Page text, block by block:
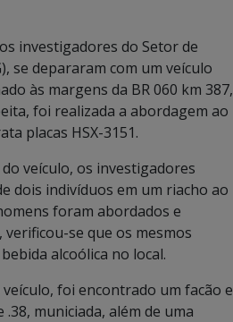
investigadores do Setor de
se depararam com um veículo
às margens da BR 060 km 387,
foi realizada a abordagem ao
placas HSX-3151.
veículo, os investigadores
dois indivíduos em um riacho ao
foram abordados e
se que os mesmos
alcoólica no local.
foi encontrado um facão e
municiada, além de uma